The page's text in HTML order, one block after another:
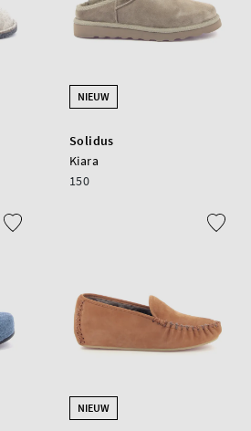
NIEUW
Solidus
Kiara
150
NIEUW